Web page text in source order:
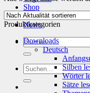
Shop
Info
News
Suchen
nach:
Suchen
nach:
Produktkategorien
Downloads
Deutsch
Silben
Wörter
Sätze